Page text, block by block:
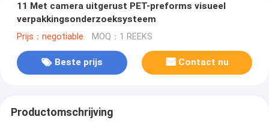
11 Met camera uitgerust PET-preforms visueel
verpakkingsonderzoeksysteem
Prijs：negotiable MOQ：1 REEKS
Beste prijs Contact nu
Productomschrijving